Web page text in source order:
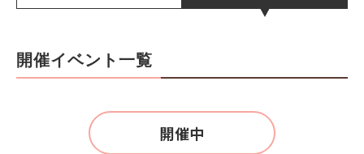
開催イベント一覧
開催中